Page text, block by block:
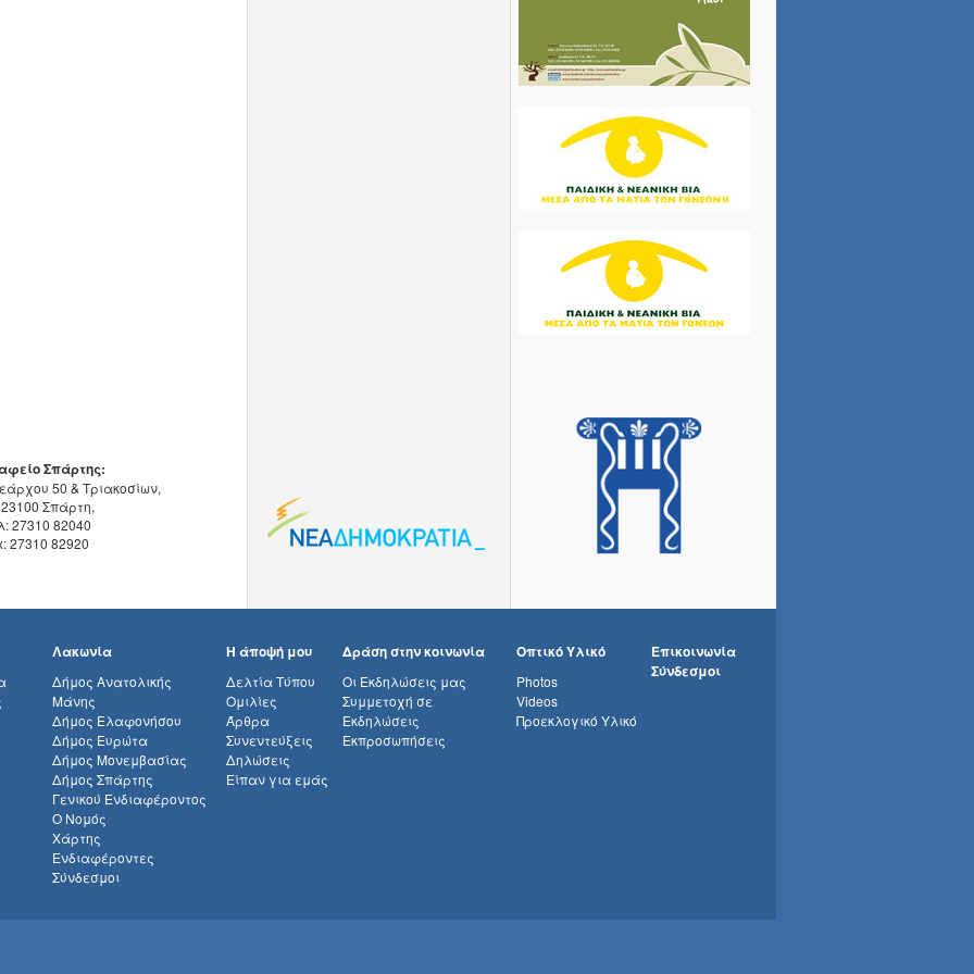
Σπάρτης:
50 & Τριακοσίων,
Σπάρτη,
27310 82040
27310 82920
Λακωνία
Δήμος Ανατολικής
Μάνης
Δήμος Ελαφονήσου
Δήμος Ευρώτα
Δήμος Μονεμβασίας
Δήμος Σπάρτης
Γενικού Ενδιαφέροντος
Ο Νομός
Χάρτης
Ενδιαφέροντες
Σύνδεσμοι
Η άποψή μου
Δελτία Τύπου
Ομιλίες
Άρθρα
Συνεντεύξεις
Δηλώσεις
Είπαν για εμάς
Δράση στην κοινωνία
Οι Εκδηλώσεις μας
Συμμετοχή σε
Εκδηλώσεις
Εκπροσωπήσεις
Οπτικό Υλικό
Photos
Videos
Προεκλογικό Υλικό
Επικοινωνία
Σύνδεσμοι